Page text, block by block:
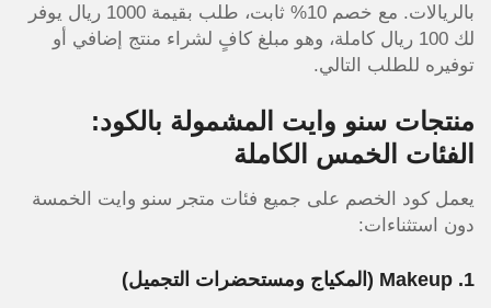
بالريالات. مع خصم 10% ثابت، طلب بقيمة 1000 ريال يوفر
لك 100 ريال كاملة، وهو مبلغ كافٍ لشراء منتج إضافي أو
توفيره للطلب التالي.
منتجات سنو وايت المشمولة بالكود:
الفئات الخمس الكاملة
يعمل كود الخصم على جميع فئات متجر سنو وايت الخمسة
دون استثناءات:
1. Makeup (المكياج ومستحضرات التجميل)